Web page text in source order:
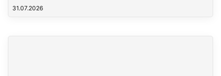
31.07.2026